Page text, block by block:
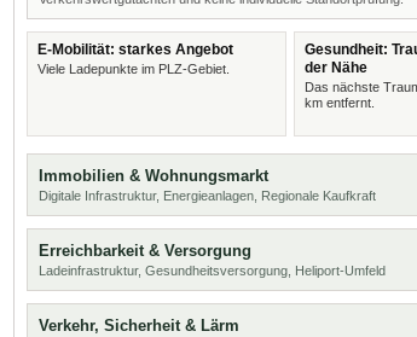
E-Mobilität: starkes Angebot
Viele Ladepunkte im PLZ-Gebiet.
Gesundheit:
der Nähe
Das nächste
km entfernt.
Immobilien & Wohnungsmarkt
Digitale Infrastruktur, Energieanlagen, Regionale Kaufkraft
Erreichbarkeit & Versorgung
Ladeinfrastruktur, Gesundheitsversorgung, Heliport-Umfeld
Verkehr, Sicherheit & Lärm